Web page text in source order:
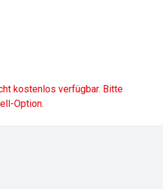
kostenlos verfügbar. Bitte
Option.